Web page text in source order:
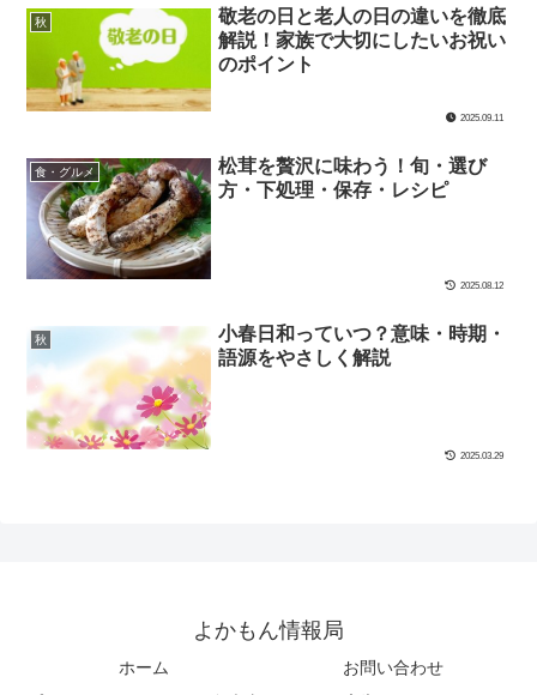
秋
敬老の日と老人の日の違いを徹底
解説！家族で大切にしたいお祝い
のポイント
2025.09.11
食・グルメ
松茸を贅沢に味わう！旬・選び
方・下処理・保存・レシピ
2025.08.12
秋
小春日和っていつ？意味・時期・
語源をやさしく解説
2025.03.29
よかもん情報局
ホーム
お問い合わせ